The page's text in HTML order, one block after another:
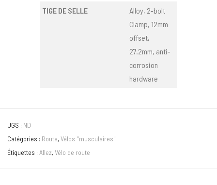
TIGE DE SELLE
Alloy, 2-bolt
Clamp, 12mm
offset,
27.2mm, anti-
corrosion
hardware
UGS : ND
Catégories : Route, Vélos "musculaires"
Étiquettes : Allez, Vélo de route